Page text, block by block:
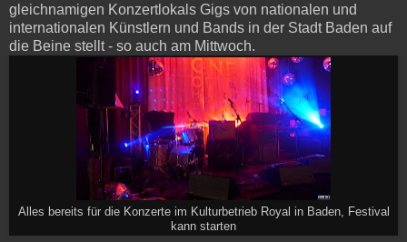
gleichnamigen Konzertlokals Gigs von nationalen und
internationalen Künstlern und Bands in der Stadt Baden auf
die Beine stellt - so auch am Mittwoch.
Alles bereits für die Konzerte im Kulturbetrieb Royal in Baden, Festival
kann starten